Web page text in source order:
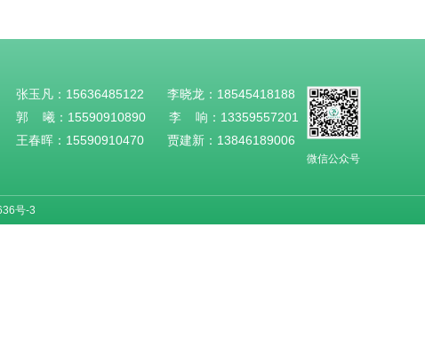
张玉凡： 15636485122 李晓龙： 18545418188
郭 曦： 15590910890 李 响： 13359557201
王春晖： 15590910470 贾建新： 13846189006
微信公众号
号-3